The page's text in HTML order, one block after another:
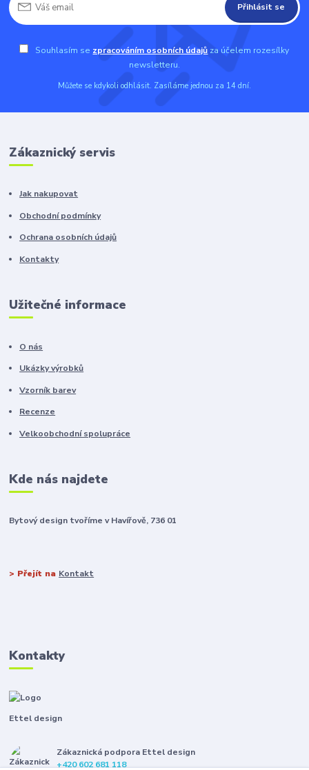
Přihlásit se
Souhlasím se zpracováním osobních údajů za účelem rozesílky
newsletteru.
Můžete se kdykoli odhlásit. Zasíláme jednou za 14 dní.
Zákaznický servis
Jak nakupovat
Obchodní podmínky
Ochrana osobních údajů
Kontakty
Užitečné informace
O nás
Ukázky výrobků
Vzorník barev
Recenze
Velkoobchodní spolupráce
Kde nás najdete
Bytový design tvoříme v Havířově, 736 01
> Přejít na Kontakt
Kontakty
Ettel design
Zákaznická podpora Ettel design
+420 602 681 118